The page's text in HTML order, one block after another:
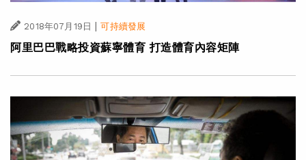
2018年07月19日 | 可持續發展
阿里巴巴戰略投資蘇寧體育 打造體育內容矩陣